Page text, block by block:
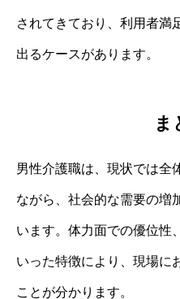
されてきており、利用者満
出るケースがあります。
ま
男性介護職は、現状では全
ながら、社会的な需要の増
います。体力面での優位性
いった特徴により、現場に
ことが分かります。